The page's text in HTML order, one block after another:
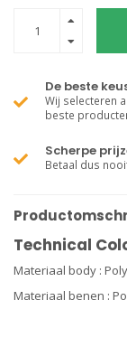
De beste
Wij selecteren
beste
Scherpe
Betaal dus
Technical
Materiaal body :
Materiaal benen :